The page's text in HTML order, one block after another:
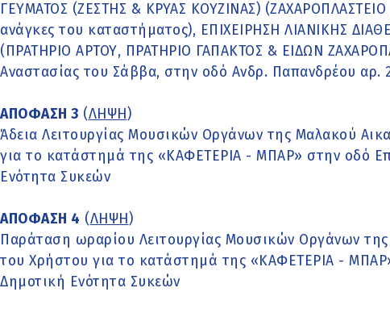
ΓΕΥΜΑΤΟΣ (ΖΕΣΤΗΣ & ΚΡΥΑΣ ΚΟΥΖΙΝΑΣ) (ΖΑΧΑΡΟΠΛΑΣΤΕΙΟ
ανάγκες του καταστήματος), ΕΠΙΧΕΙΡΗΣΗ ΛΙΑΝΙΚΗΣ
(ΠΡΑΤΗΡΙΟ ΑΡΤΟΥ, ΠΡΑΤΗΡΙΟ ΓΑΠΑΚΤΟΣ & ΕΙΔΩΝ
Αναστασίας του Σάββα, στην οδό Ανδρ. Παπανδρέου αρ.
ΑΠΟΦΑΣΗ 3 (ΛΗΨΗ)
Άδεια Λειτουργίας Μουσικών Οργάνων της Μαλακού
για το κατάστημά της «ΚΑΦΕΤΕΡΙΑ - ΜΠΑΡ» στην οδό
Ενότητα Συκεών
ΑΠΟΦΑΣΗ 4 (ΛΗΨΗ)
Παράταση ωραρίου Λειτουργίας Μουσικών Οργάνων της
του Χρήστου για το κατάστημά της «ΚΑΦΕΤΕΡΙΑ -
Δημοτική Ενότητα Συκεών